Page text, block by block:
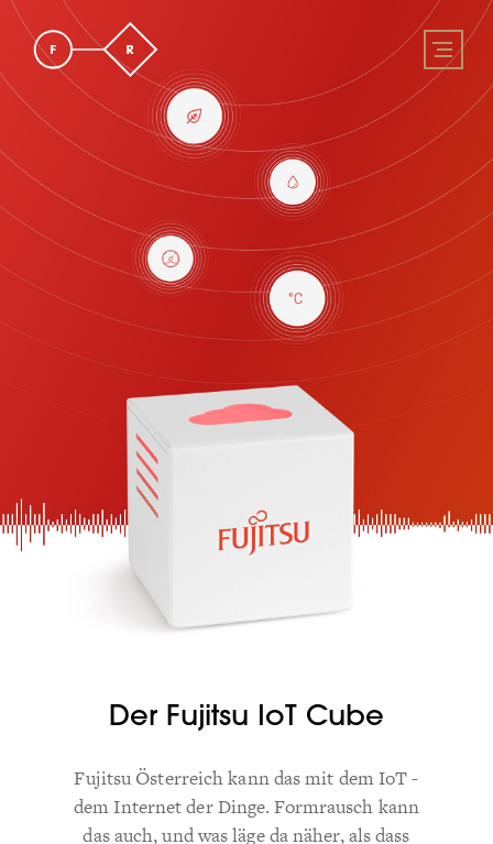
Der Fujitsu IoT Cube
Fujitsu Österreich kann das mit dem IoT -
dem Internet der Dinge. Formrausch kann
das auch, und was läge da näher, als dass